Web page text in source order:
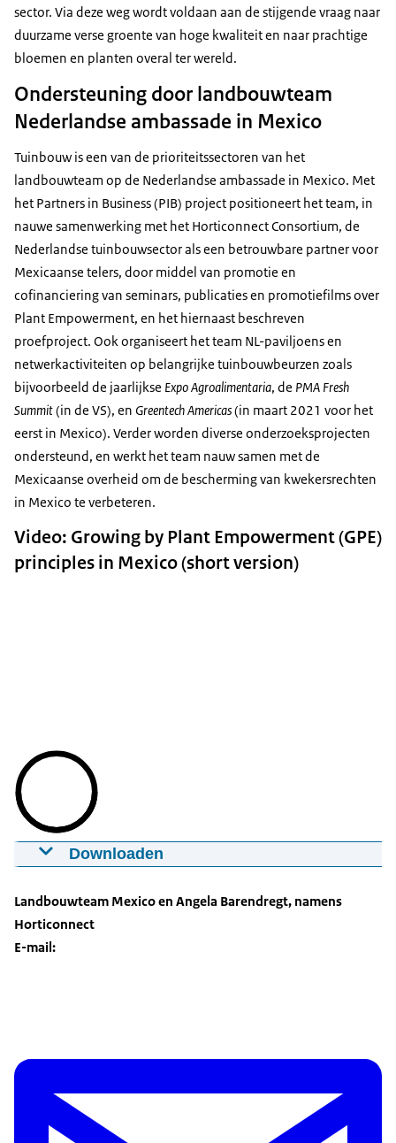
sector. Via deze weg wordt voldaan aan de stijgende vraag naar
duurzame verse groente van hoge kwaliteit en naar prachtige
bloemen en planten overal ter wereld.
Ondersteuning door landbouwteam
Nederlandse ambassade in Mexico
Tuinbouw is een van de prioriteitssectoren van het
landbouwteam op de Nederlandse ambassade in Mexico. Met
het Partners in Business(PIB) project positioneert het team, in
nauwe samenwerking met het Horticonnect Consortium, de
Nederlandse tuinbouwsector als een betrouwbare partner voor
Mexicaanse telers, door middel van promotie en
cofinanciering van seminars, publicaties en promotiefilms over
Plant Empowerment, en het hiernaast beschreven
proefproject. Ook organiseert het team NL-paviljoens en
netwerkactiviteiten op belangrijke tuinbouwbeurzen zoals
bijvoorbeeld de jaarlijkse Expo Agroalimentaria, de PMA Fresh
Summit(in de VS), en Greentech Americas(in maart 2021 voor het
eerst in Mexico). Verder worden diverse onderzoeksprojecten
ondersteund, en werkt het team nauw samen met de
Mexicaanse overheid om de bescherming van kwekersrechten
in Mexico te verbeteren.
Video: Growing by Plant Empowerment (GPE)
principles in Mexico (short version)
Downloaden
principles in Mexico (short version)
10-12-2020
Landbouwteam Mexico en Angela Barendregt, namens
Horticonnect
E-mail: